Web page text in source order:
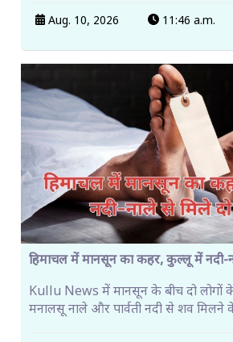
Aug. 10, 2026 11:46 a.m.
हिमाचल में मानसून का कहर, कुल्लू में नदी-
Kullu News में मानसून के बीच दो लोगों
मनालसू नाले और पार्वती नदी से शव मिलने